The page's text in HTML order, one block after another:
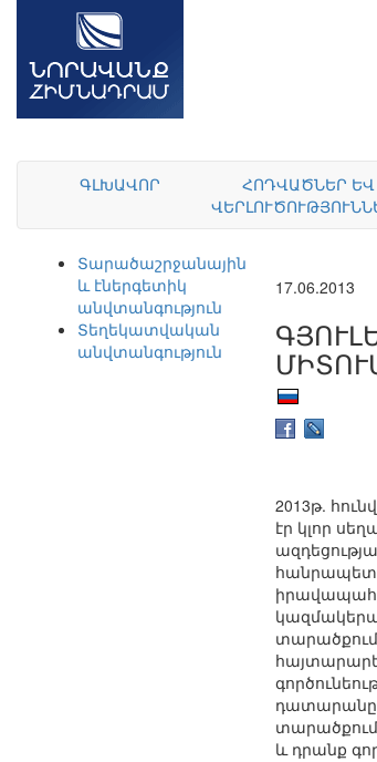
ԳԼԽԱՎՈՐ
ՀՈԴՎԱԾՆԵՐ ԵՎ
Տարածաշրջանային
և էներգետիկ
անվտանգություն
Տեղեկատվական
անվտանգություն
17.06.2013
2013թ.
էր կլոր
իրավապահ
տարածքում
դատարանը
և դրանք